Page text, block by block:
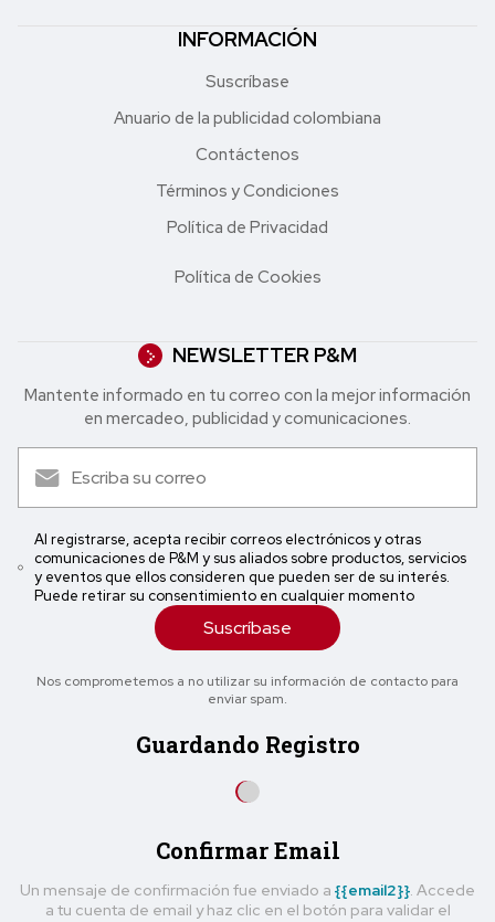
INFORMACIÓN
Suscríbase
Anuario de la publicidad colombiana
Contáctenos
Términos y Condiciones
Política de Privacidad
Política de Cookies
NEWSLETTER P&M
Mantente informado en tu correo con la mejor in formación
en mercadeo, publicidad y comunicaciones.
Al registrarse, acepta recibir correos electrónicos y otras
comunicaciones de P&M y sus aliados sobre productos, servicios
y eventos que ellos consideren que pueden ser de su interés.
Puede retirar su consentimiento en cualquier momento
Suscríbase
Nos comprometemos a no utilizar su información de contacto para
enviar spam.
Guardando Registro
Confirmar Email
Un mensaje de confirmación fue enviado a {{email2}} . Accede
a tu cuenta de email y haz clic en el botón para validar el